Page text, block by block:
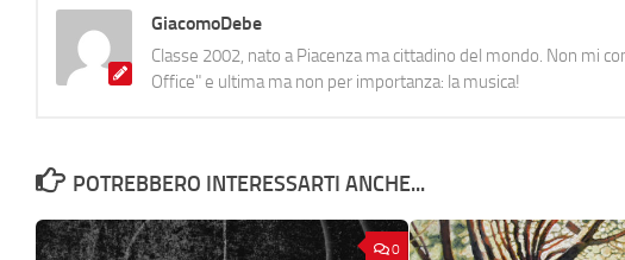
GiacomoDebe
Classe 2002, nato a Piacenza ma cittadino del mondo. Non mi
Office" e ultima ma non per importanza: la musica!
POTREBBERO INTERESSARTI ANCHE...
0